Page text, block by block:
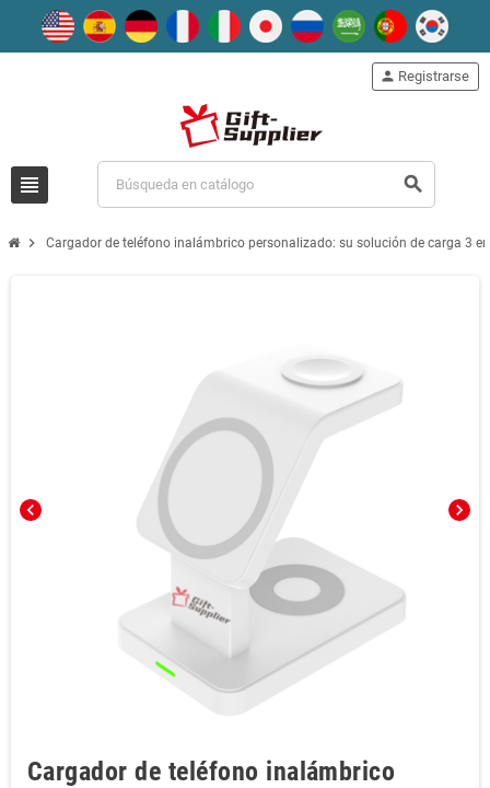
view_headline search
person Registrarse
chevron_right Cargador de teléfono inalámbrico personalizado: su solución de carga 3
chevron_left chevron_right
Cargador de teléfono inalámbrico